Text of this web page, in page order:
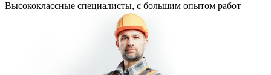
Высококлассные специалисты, с большим опытом работ